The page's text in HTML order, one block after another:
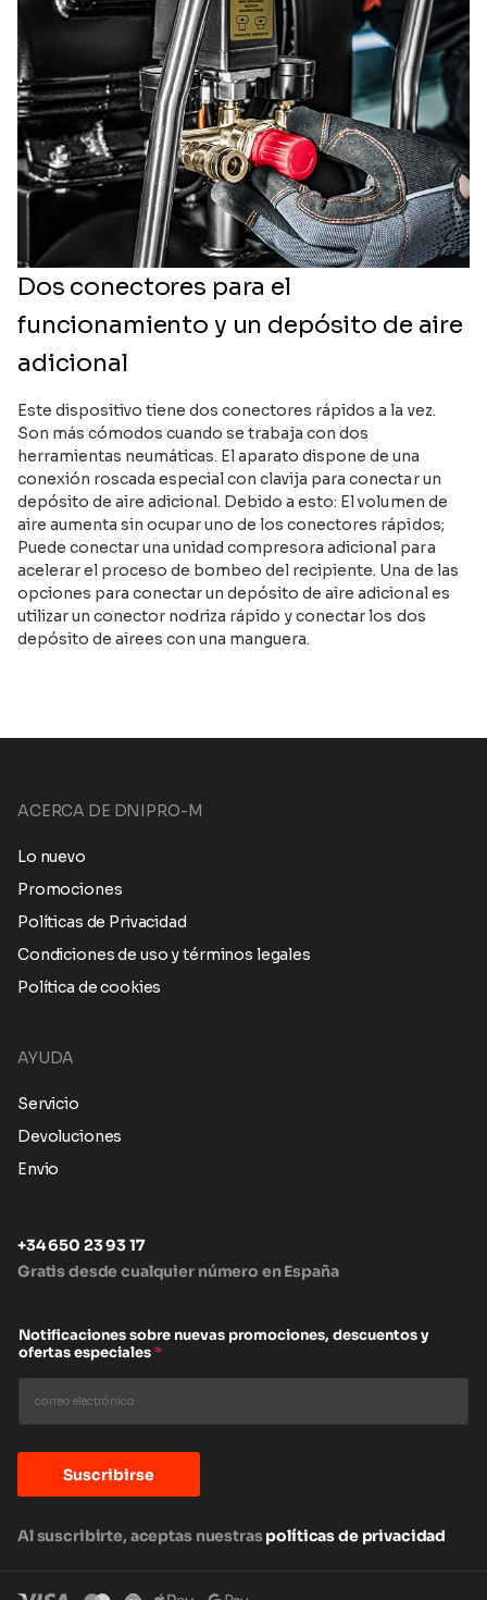
Dos conectores para el
funcionamiento y un depósito de aire
adicional
Este dispositivo tiene dos conectores rápidos a la vez.
Son más cómodos cuando se trabaja con dos
herramientas neumáticas. El aparato dispone de una
conexión roscada especial con clavija para conectar un
depósito de aire adicional. Debido a esto: El volumen de
aire aumenta sin ocupar uno de los conectores rápidos;
Puede conectar una unidad compresora adicional para
acelerar el proceso de bombeo del recipiente. Una de las
opciones para conectar un depósito de aire adicional es
utilizar un conector nodriza rápido y conectar los dos
depósito de airees con una manguera.
ACERCA DE DNIPRO-M
Lo nuevo
Promociones
Políticas de Privacidad
Condiciones de uso y términos legales
Política de cookies
AYUDA
Servicio
Devoluciones
Envio
+34 650 23 93 17
Gratis desde cualquier número en España
Notificaciones sobre nuevas promociones, descuentos y
ofertas especiales*
Suscribirse
Al suscribirte, aceptas nuestraspolíticas de privacidad